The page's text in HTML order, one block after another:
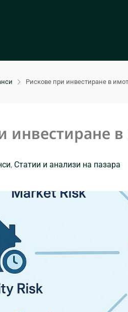
Рискове при инвестиране в
инвестиране
, Статии и анализи на пазара